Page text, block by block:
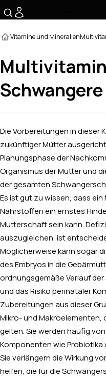
Vitamine und Mineralien
Schwangere
Die Vorbereitungen in dieser
zukünftiger Mütter
Planungsphase der
Organismus der Mutter und
der gesamten
Es ist gut zu wissen, dass
Nährstoffen ein ernstes
Mutterschaft sein kann.
auszugleichen, ist
Möglicherweise kann sogar
des Embryos in die
ordnungsgemäße Verlauf
und das Risiko perinataler
Zubereitungen aus dieser
Mikro- und Makroelementen,
gelten. Sie werden häufig
Komponenten wie
Sie verlängern die Wirkung
helfen, die für die